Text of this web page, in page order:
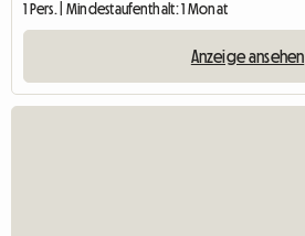
1 Pers. | Mindestaufenthalt: 1 Monat
Anzeige ansehen